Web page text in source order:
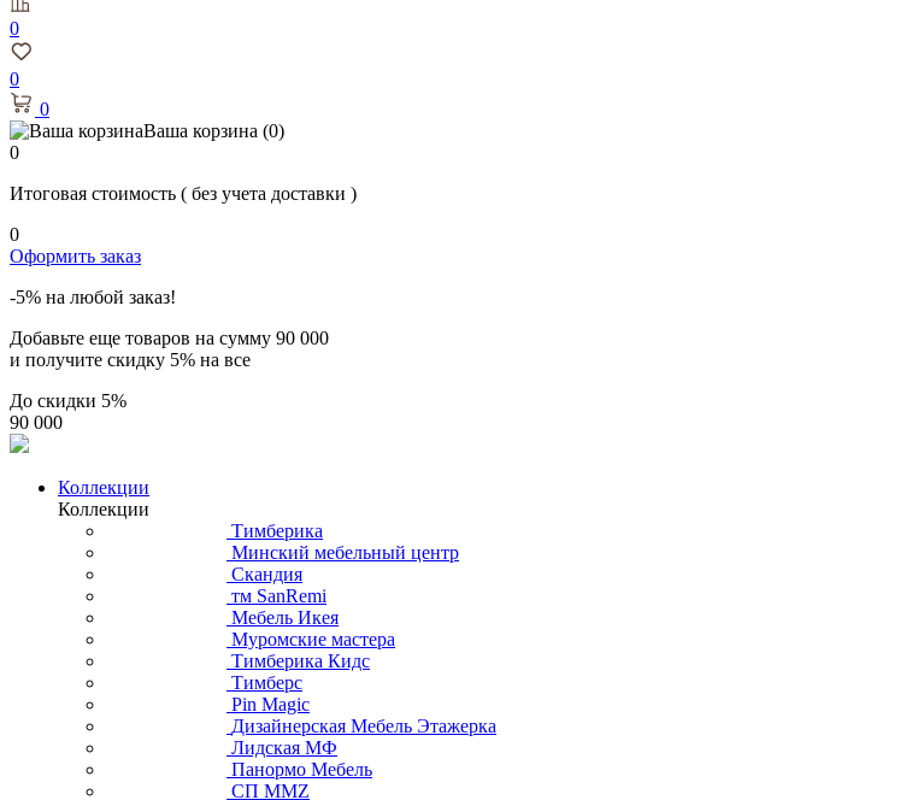
0
0
0
Ваша корзина (0)
0
Итоговая стоимость ( без учета доставки )
0
Оформить заказ
-5% на любой заказ!
Добавьте еще товаров на сумму 90 000
и получите скидку 5% на все
До скидки 5%
90 000
Коллекции
Коллекции
Тимберика
Минский мебельный центр
Скандия
тм SanRemi
Мебель Икея
Муромские мастера
Тимберика Кидс
Тимберс
Pin Magic
Дизайнерская Мебель Этажерка
Лидская МФ
Панормо Мебель
СП ММZ